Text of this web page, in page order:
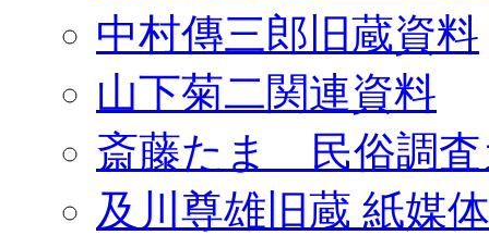
中村傳三郎旧蔵資料
山下菊二関連資料
斎藤たま 民俗調査
及川尊雄旧蔵 紙媒